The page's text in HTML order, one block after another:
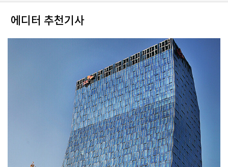
에디터 추천기사